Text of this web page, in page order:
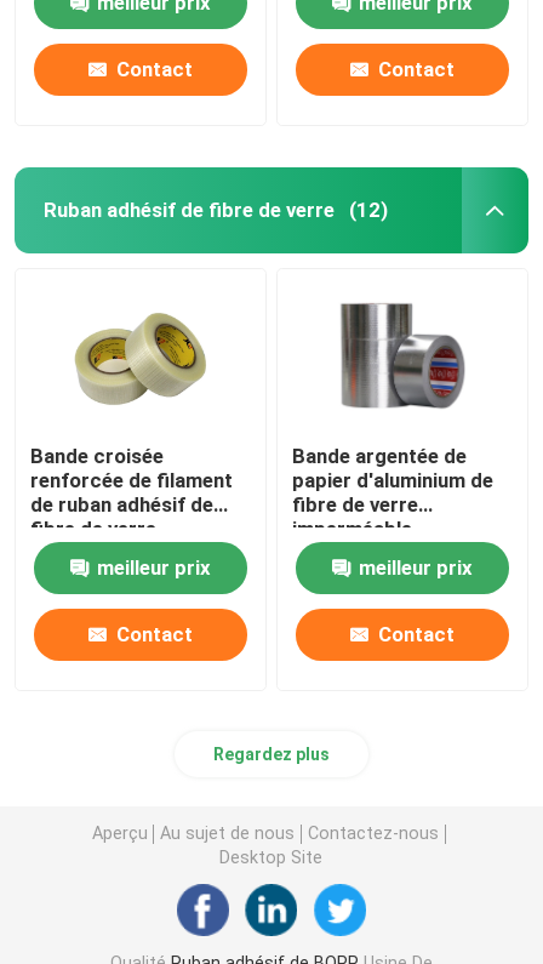
Contact Contact
Ruban adhésif de fibre de verre (12)
Bande croisée
renforcée de filament
de ruban adhésif de
fibre de verre
meilleur prix
Contact
Bande argentée de
papier d'aluminium de
fibre de verre
imperméable
meilleur prix
Contact
Regardez plus
Aperçu Au sujet de nous
Contactez-nous
Desktop Site